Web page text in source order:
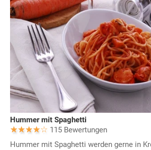
Hummer mit Spaghetti
115 Bewertungen
Hummer mit Spaghetti werden gerne in